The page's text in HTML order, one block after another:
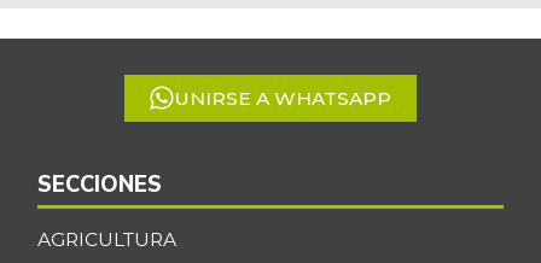
5
UNIRSE A WHATSAPP
SECCIONES
AGRICULTURA